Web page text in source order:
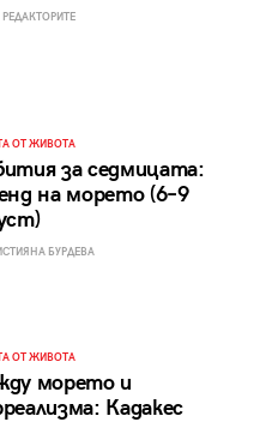
РЕДАКТОРИТЕ
ОТ ЖИВОТА
за седмицата:
на морето (6–9
БУРДЕВА
ОТ ЖИВОТА
морето и
Кадакес